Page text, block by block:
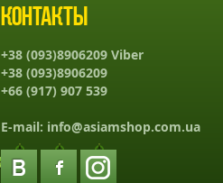
Контакты
+38 (093)8906209 Viber
+38 (093)8906209
+66 (917) 907 539
E-mail: info@asiamshop.com.ua